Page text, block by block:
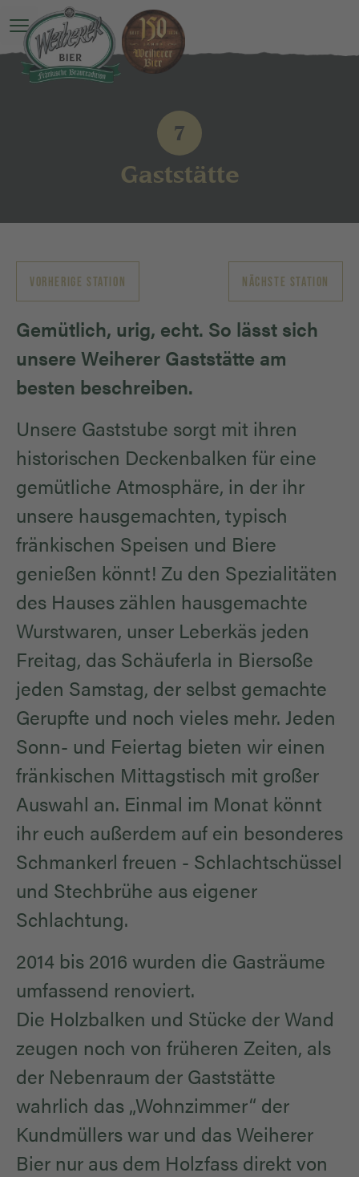
Hauptmenü öffnen
7
Gaststätte
VORHERIGE STATION NÄCHSTE STATION
Gemütlich, urig, echt. So lässt sich
unsere Weiherer Gaststätte am
besten beschreiben.
Unsere Gaststube sorgt mit ihren
historischen Deckenbalken für eine
gemütliche Atmosphäre, in der ihr
unsere hausgemachten, typisch
fränkischen Speisen und Biere
genießen könnt! Zu den Spezialitäten
des Hauses zählen hausgemachte
Wurstwaren, unser Leberkäs jeden
Freitag, das Schäuferla in Biersoße
jeden Samstag, der selbst gemachte
Gerupfte und noch vieles mehr. Jeden
Sonn- und Feiertag bieten wir einen
fränkischen Mittagstisch mit großer
Auswahl an. Einmal im Monat könnt
ihr euch außerdem auf ein besonderes
Schmankerl freuen - Schlachtschüssel
und Stechbrühe aus eigener
Schlachtung.
2014 bis 2016 wurden die Gasträume
umfassend renoviert.
Die Holzbalken und Stücke der Wand
zeugen noch von früheren Zeiten, als
der Nebenraum der Gaststätte
wahrlich das „Wohnzimmer“ der
Kundmüllers war und das Weiherer
Bier nur aus dem Holzfass direkt von